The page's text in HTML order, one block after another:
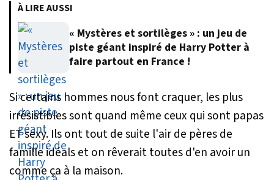
À LIRE AUSSI
« Mystères et sortilèges » : un jeu de
piste géant inspiré de Harry Potter à
faire partout en France !
Si certains hommes nous font craquer, les plus
irrésistibles sont quand même ceux qui sont papas
ET sexy. Ils ont tout de suite l'air de pères de
famille idéals et on rêverait toutes d'en avoir un
comme ça à la maison.